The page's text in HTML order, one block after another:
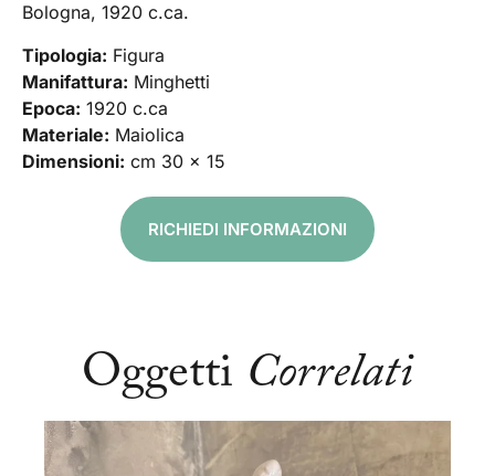
Bologna, 1920 c.ca.
Tipologia: Figura
Manifattura: Minghetti
Epoca: 1920 c.ca
Materiale: Maiolica
Dimensioni: cm 30 x 15
RICHIEDI INFORMAZIONI
Oggetti Correlati